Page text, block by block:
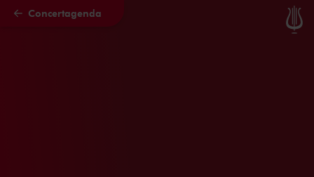
Naar hoofdcontent
Concertagenda